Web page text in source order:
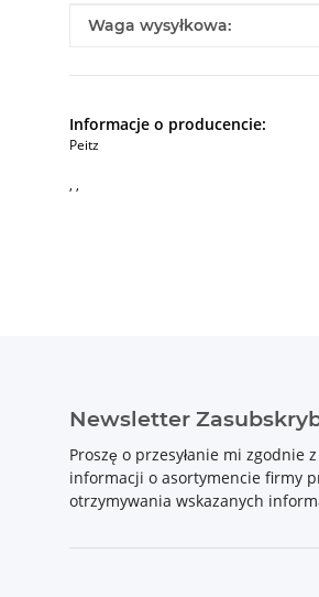
#productDetails.itemValue#
Waga wysyłkowa:
Informacje o producencie:
Peitz
, ,
Newsletter
Proszę o przesyłanie mi zgodnie z
informacji o asortymencie firmy
otrzymywania wskazanych